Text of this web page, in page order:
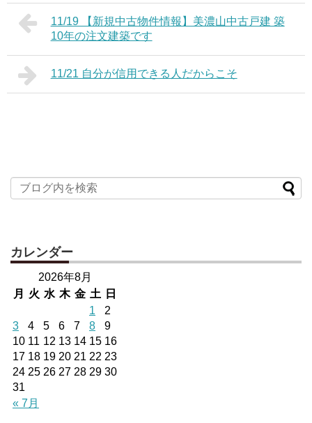
11/19 【新規中古物件情報】美濃山中古戸建 築
10年の注文建築です
11/21 自分が信用できる人だからこそ
カレンダー
2026年8月
月
火 水 木 金 土 日
« 7月
1
2
3
4 5 6 7 8
9
10 11 12 13 14 15 16
17 18 19 20 21 22 23
24 25 26 27 28 29 30
31